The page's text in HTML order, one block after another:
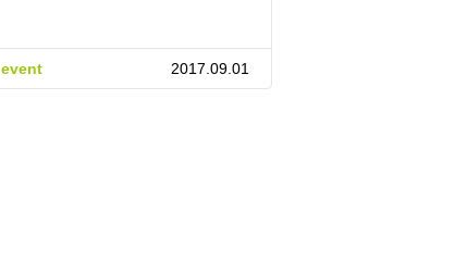
event 2017.09.01